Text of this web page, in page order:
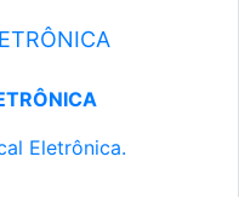
Eletrônica.